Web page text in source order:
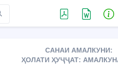
САНАИ АМАЛКУНИ:
ҲОЛАТИ ҲУҶҶАТ: